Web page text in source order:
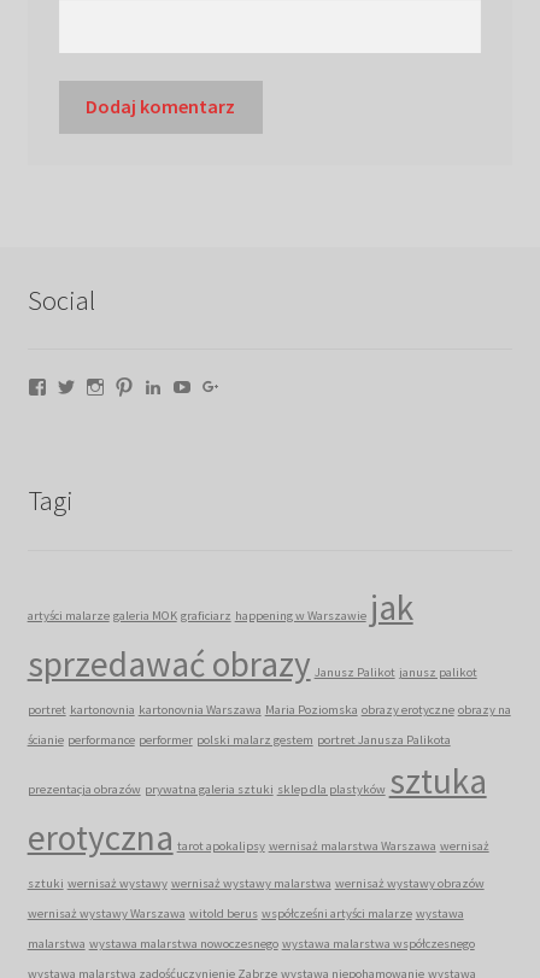
Social
Facebook
TwitterInstagram
PinterestLinkedIn
YouTube
Tagi
artyści malarze galeria MOK graficiarz happening w Warszawie jak
sprzedawać obrazy Janusz Palikot janusz palikot
portret kartonovnia kartonovnia Warszawa Maria Poziomska obrazy erotyczne obrazy na
ścianie performance performer polski malarz gestem portret Janusza Palikota
prezentacja obrazów prywatna galeria sztuki sklep dla plastyków sztuka
erotyczna tarot apokalipsy wernisaż malarstwa Warszawa wernisaż
sztuki wernisaż wystawy wernisaż wystawy malarstwa wernisaż wystawy obrazów
wernisaż wystawy Warszawa witold berus współcześni artyści malarze wystawa
malarstwa wystawa malarstwa nowoczesnego wystawa malarstwa współczesnego
wystawa malarstwa zadośćuczynienie Zabrze wystawa niepohamowanie wystawa